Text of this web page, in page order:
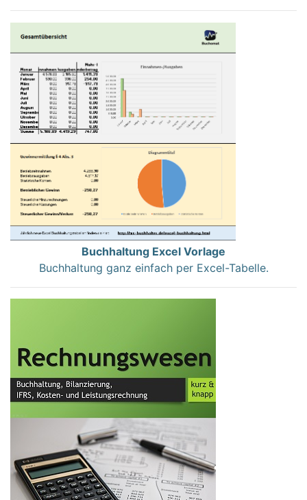
Buchhaltung Excel Vorlage
Buchhaltung ganz einfach per Excel-Tabelle.